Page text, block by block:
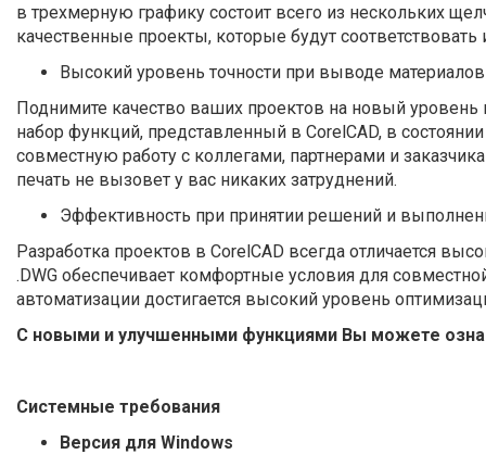
в трехмерную графику состоит всего из нескольких
качественные проекты, которые будут
Высокий уровень точности при выводе материалов
Поднимите качество ваших проектов на новый
набор функций, представленный в CorelCAD, в
совместную работу с коллегами, партнерами и
печать не вызовет у вас никаких затруднений.
Эффективность при принятии решений и
Разработка проектов в CorelCAD всегда отличается
.DWG обеспечивает комфортные условия для
автоматизации достигается высокий уровень
С новыми и улучшенными функциями Вы можете
Системные требования
Версия для Windows